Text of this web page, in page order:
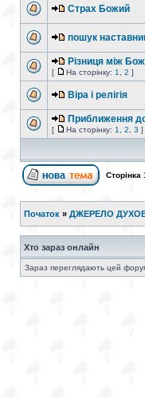
Страх Божий
пошук
Різниця між
[ На сторінку: 1 2 ]
Віра і релігія
Приближення
[ На сторінку: 1 2 3 ]
Сторінка
Початок » ДЖЕРЕЛО
Хто зараз онлайн
Зараз переглядають цей